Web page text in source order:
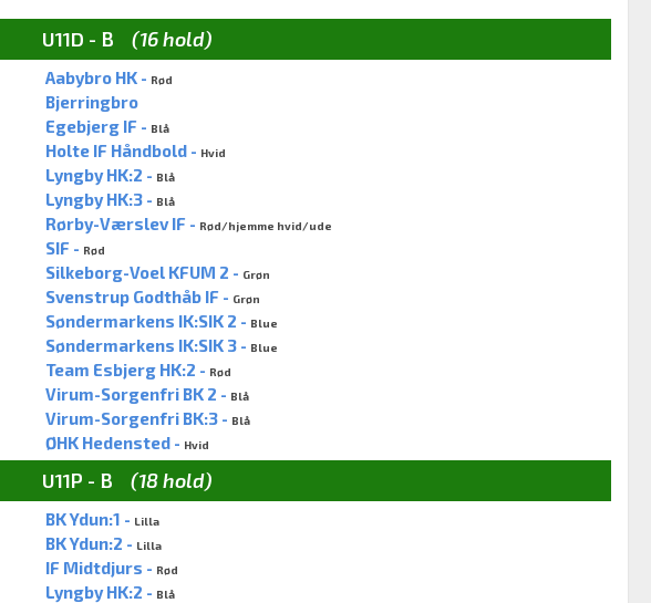
U11D - B (16 hold)
Aabybro HK - Rød
Bjerringbro
Egebjerg IF - Blå
Holte IF Håndbold - Hvid
Lyngby HK:2 - Blå
Lyngby HK:3 - Blå
Rørby-Værslev IF - Rød/hjemme hvid/ude
SIF - Rød
Silkeborg-Voel KFUM 2 - Grøn
Svenstrup Godthåb IF - Grøn
Søndermarkens IK:SIK 2 - Blue
Søndermarkens IK:SIK 3 - Blue
Team Esbjerg HK:2 - Rød
Virum-Sorgenfri BK 2 - Blå
Virum-Sorgenfri BK:3 - Blå
ØHK Hedensted - Hvid
U11P - B (18 hold)
BK Ydun:1 - Lilla
BK Ydun:2 - Lilla
IF Midtdjurs - Rød
Lyngby HK:2 - Blå